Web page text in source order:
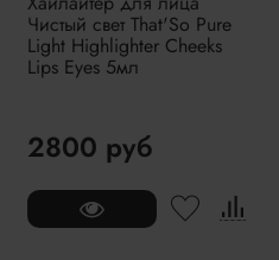
Чистый свет That'So Pure
Light Highlighter Cheeks
Lips Eyes 5мл
2800 руб